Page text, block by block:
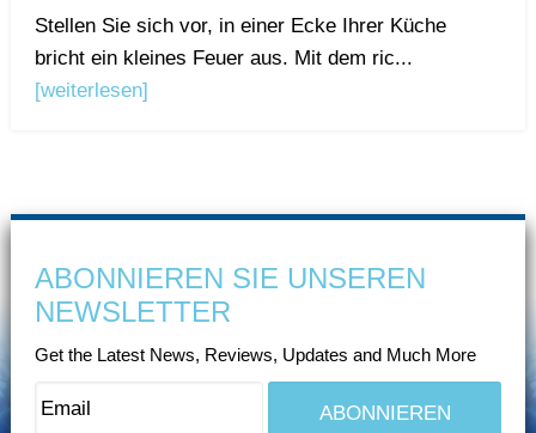
Stellen Sie sich vor, in einer Ecke Ihrer Küche
bricht ein kleines Feuer aus. Mit dem ric...
[weiterlesen]
ABONNIEREN SIE UNSEREN
NEWSLETTER
Get the Latest News, Reviews, Updates and Much More